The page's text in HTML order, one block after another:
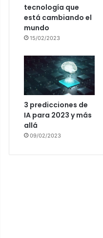
tecnología que
está cambiando el
mundo
15/02/2023
3 predicciones de
IA para 2023 y más
allá
09/02/2023